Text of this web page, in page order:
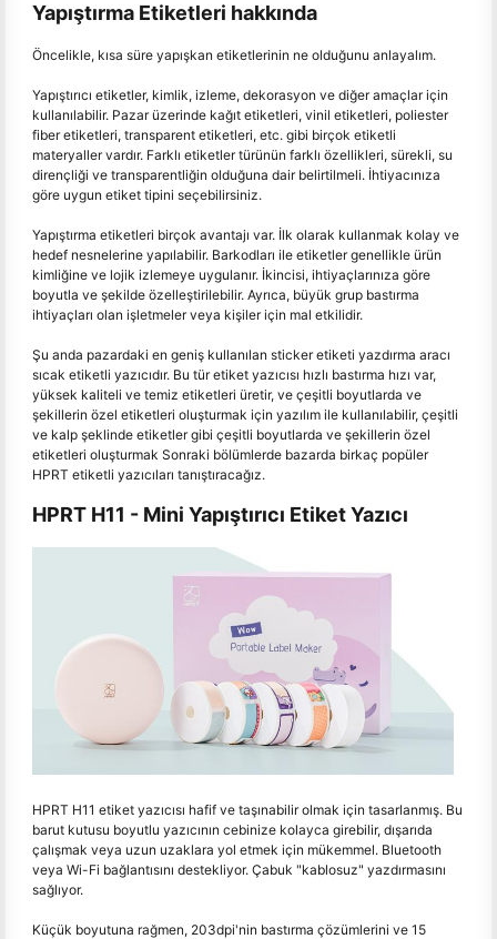
Yapıştırma Etiketleri hakkında
Öncelikle, kısa süre yapışkan etiketlerinin ne olduğunu anlayalım.
Yapıştırıcı etiketler, kimlik, izleme, dekorasyon ve diğer amaçlar için
kullanılabilir. Pazar üzerinde kağıt etiketleri, vinil etiketleri, poliester
fiber etiketleri, transparent etiketleri, etc. gibi birçok etiketli
materyaller vardır. Farklı etiketler türünün farklı özellikleri, sürekli, su
dirençliği ve transparentliğin olduğuna dair belirtilmeli. İhtiyacınıza
göre uygun etiket tipini seçebilirsiniz.
Yapıştırma etiketleri birçok avantajı var. İlk olarak kullanmak kolay ve
hedef nesnelerine yapılabilir. Barkodları ile etiketler genellikle ürün
kimliğine ve lojik izlemeye uygulanır. İkincisi, ihtiyaçlarınıza göre
boyutla ve şekilde özelleştirilebilir. Ayrıca, büyük grup bastırma
ihtiyaçları olan işletmeler veya kişiler için mal etkilidir.
Şu anda pazardaki en geniş kullanılan sticker etiketi yazdırma aracı
sıcak etiketli yazıcıdır. Bu tür etiket yazıcısı hızlı bastırma hızı var,
yüksek kaliteli ve temiz etiketleri üretir, ve çeşitli boyutlarda ve
şekillerin özel etiketleri oluşturmak için yazılım ile kullanılabilir, çeşitli
ve kalp şeklinde etiketler gibi çeşitli boyutlarda ve şekillerin özel
etiketleri oluşturmak Sonraki bölümlerde bazarda birkaç popüler
HPRT etiketli yazıcıları tanıştıracağız.
HPRT H11 - Mini Yapıştırıcı Etiket Yazıcı
HPRT H11 etiket yazıcısı hafif ve taşınabilir olmak için tasarlanmış. Bu
barut kutusu boyutlu yazıcının cebinize kolayca girebilir, dışarıda
çalışmak veya uzun uzaklara yol etmek için mükemmel. Bluetooth
veya Wi-Fi bağlantısını destekliyor. Çabuk "kablosuz" yazdırmasını
sağlıyor.
Küçük boyutuna rağmen, 203dpi'nin bastırma çözümlerini ve 15